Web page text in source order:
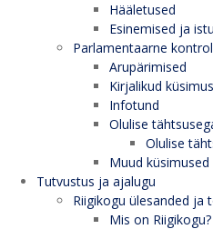
Hääletused
Esinemised ja
Parlamentaarne
Arupärimised
Kirjalikud
Infotund
Olulise
Olulise
Muud küsimused
Tutvustus ja ajalugu
Riigikogu ülesanded ja
Mis on Riigikogu?